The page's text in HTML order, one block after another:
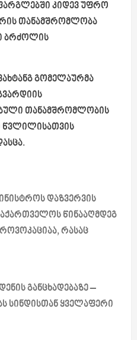
კიდევ უფრო
თანამშრომლობა
ბრძოლის
გომელაურმა
თანამშრომლობის
წვლილისათვის
დაზვერვის
წინააღმდეგ
რასაც
განცხადებაზე –
სინდისთან ყველაფერი